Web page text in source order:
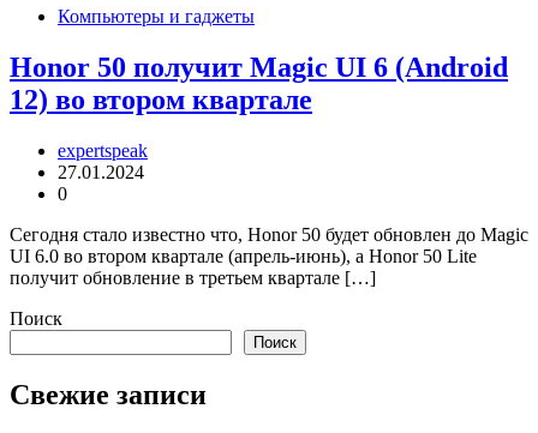
Компьютеры и гаджеты
Honor 50 получит Magic UI 6 (Android
12) во втором квартале
expertspeak
27.01.2024
0
Сегодня стало известно что, Honor 50 будет обновлен до Magic
UI 6.0 во втором квартале (апрель-июнь), а Honor 50 Lite
получит обновление в третьем квартале […]
Поиск
Поиск
Свежие записи